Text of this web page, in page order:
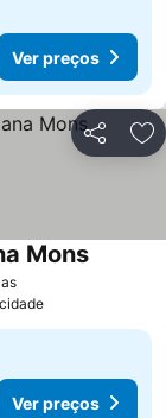
Ver preços
Partilhar
Ver preços
MonsVer
Ver preços